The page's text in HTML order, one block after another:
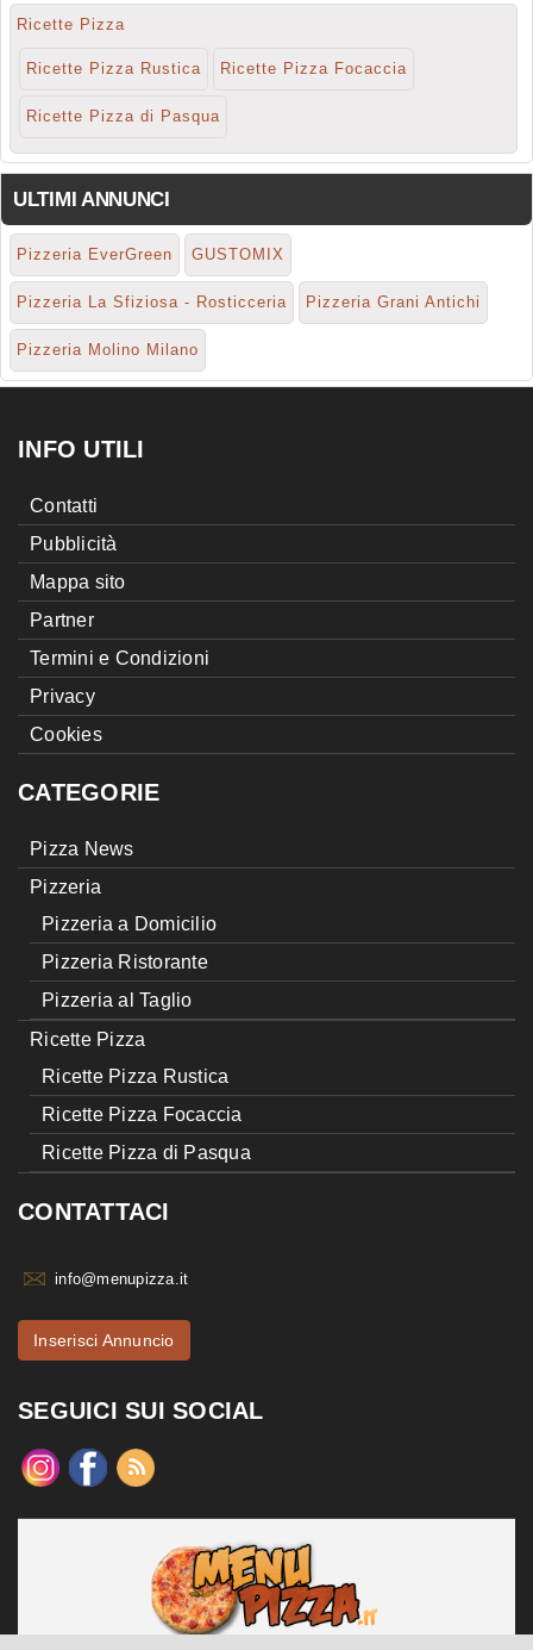
Ricette Pizza
Ricette Pizza Rustica Ricette Pizza Focaccia
Ricette Pizza di Pasqua
ULTIMI ANNUNCI
Pizzeria EverGreen GUSTOMIX
Pizzeria La Sfiziosa - Rosticceria Pizzeria Grani Antichi
Pizzeria Molino Milano
INFO UTILI
Contatti
Pubblicità
Mappa sito
Partner
Termini e Condizioni
Privacy
Cookies
CATEGORIE
Pizza News
Pizzeria
Pizzeria a Domicilio
Pizzeria Ristorante
Pizzeria al Taglio
Ricette Pizza
Ricette Pizza Rustica
Ricette Pizza Focaccia
Ricette Pizza di Pasqua
CONTATTACI
info@menupizza.it
Inserisci Annuncio
SEGUICI SUI SOCIAL